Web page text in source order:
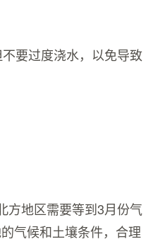
要过度浇水，以免导致
方地区需要等到3月份气
气候和土壤条件，合理